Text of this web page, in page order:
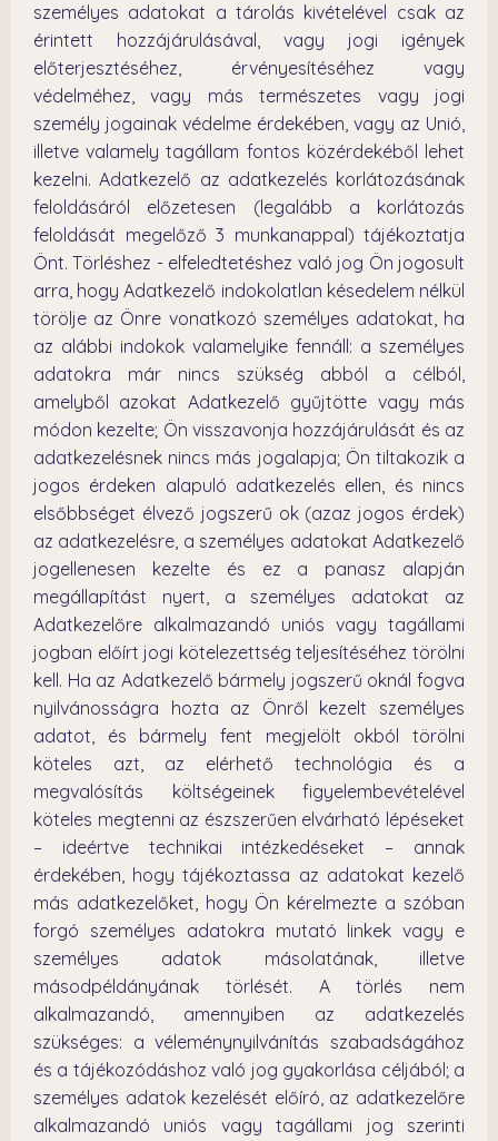
személyes adatokat a tárolás kivételével csak az
érintett hozzájárulásával, vagy jogi igények
előterjesztéséhez, érvényesítéséhez vagy
védelméhez, vagy más természetes vagy jogi
személy jogainak védelme érdekében, vagy az Unió,
illetve valamely tagállam fontos közérdekéből lehet
kezelni. Adatkezelő az adatkezelés korlátozásának
feloldásáról előzetesen (legalább a korlátozás
feloldását megelőző 3 munkanappal) tájékoztatja
Önt. Törléshez - elfeledtetéshez való jog Ön jogosult
arra, hogy Adatkezelő indokolatlan késedelem nélkül
törölje az Önre vonatkozó személyes adatokat, ha
az alábbi indokok valamelyike fennáll: a személyes
adatokra már nincs szükség abból a célból,
amelyből azokat Adatkezelő gyűjtötte vagy más
módon kezelte; Ön visszavonja hozzájárulását és az
adatkezelésnek nincs más jogalapja; Ön tiltakozik a
jogos érdeken alapuló adatkezelés ellen, és nincs
elsőbbséget élvező jogszerű ok (azaz jogos érdek)
az adatkezelésre, a személyes adatokat Adatkezelő
jogellenesen kezelte és ez a panasz alapján
megállapítást nyert, a személyes adatokat az
Adatkezelőre alkalmazandó uniós vagy tagállami
jogban előírt jogi kötelezettség teljesítéséhez törölni
kell. Ha az Adatkezelő bármely jogszerű oknál fogva
nyilvánosságra hozta az Önről kezelt személyes
adatot, és bármely fent megjelölt okból törölni
köteles azt, az elérhető technológia és a
megvalósítás költségeinek figyelembevételével
köteles megtenni az észszerűen elvárható lépéseket
– ideértve technikai intézkedéseket – annak
érdekében, hogy tájékoztassa az adatokat kezelő
más adatkezelőket, hogy Ön kérelmezte a szóban
forgó személyes adatokra mutató linkek vagy e
személyes adatok másolatának, illetve
másodpéldányának törlését. A törlés nem
alkalmazandó, amennyiben az adatkezelés
szükséges: a véleménynyilvánítás szabadságához
és a tájékozódáshoz való jog gyakorlása céljából; a
személyes adatok kezelését előíró, az adatkezelőre
alkalmazandó uniós vagy tagállami jog szerinti